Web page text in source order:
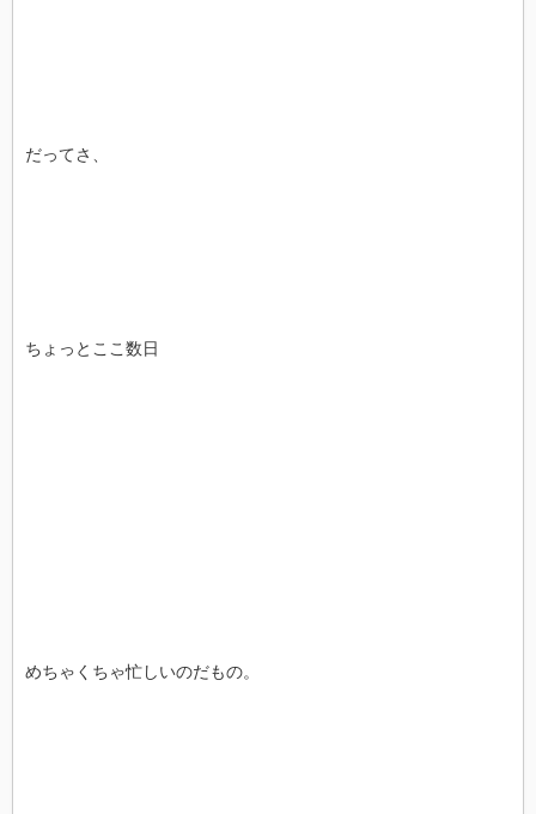
だってさ、
ちょっとここ数日
めちゃくちゃ忙しいのだもの。